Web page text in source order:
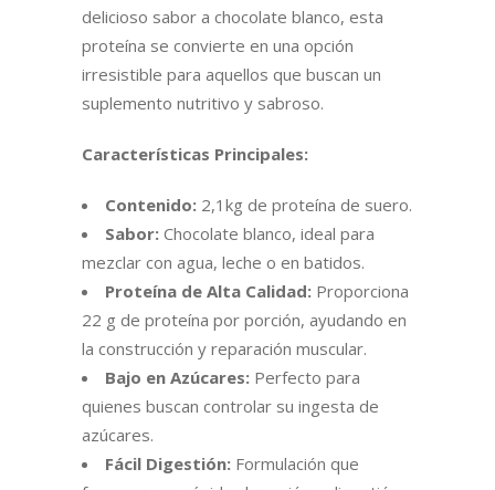
delicioso sabor a chocolate blanco, esta
proteína se convierte en una opción
irresistible para aquellos que buscan un
suplemento nutritivo y sabroso.
Características Principales:
Contenido: 2,1kg de proteína de suero.
Sabor: Chocolate blanco, ideal para
mezclar con agua, leche o en batidos.
Proteína de Alta Calidad: Proporciona
22 g de proteína por porción, ayudando en
la construcción y reparación muscular.
Bajo en Azúcares: Perfecto para
quienes buscan controlar su ingesta de
azúcares.
Fácil Digestión: Formulación que